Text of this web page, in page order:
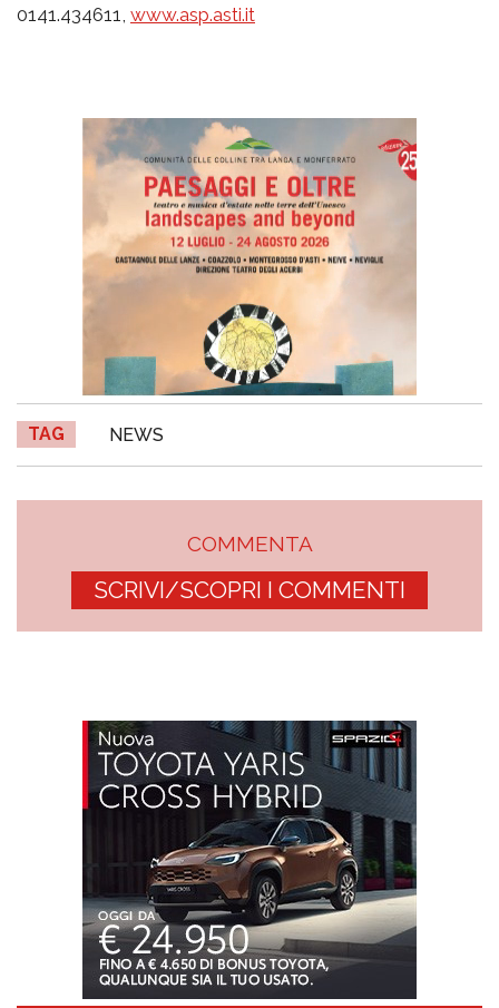
0141.434611, www.asp.asti.it
TAG NEWS
COMMENTA
SCRIVI/SCOPRI I COMMENTI